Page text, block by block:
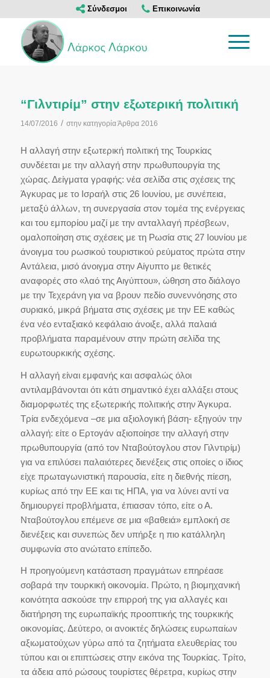
Σύνδεσμοι Επικοινωνία
“Γιλντιρίμ” στην εξωτερική πολιτική
14/07/2016 / στην κατηγορίαΆρθρα 2016
Η αλλαγή στην εξωτερική πολιτική της Τουρκίας
συνδέεται με την αλλαγή στην πρωθυπουργία της
χώρας. Δείγματα γραφής: νέα σελίδα στις σχέσεις της
Άγκυρας με το Ισραήλ στις 26 Ιουνίου, με συνέπεια,
μεταξύ άλλων, τη συνεργασία στον τομέα της ενέργειας
και του εμπορίου μαζί με την ανταλλαγή πρέσβεων,
ομαλοποίηση στις σχέσεις με τη Ρωσία στις 27 Ιουνίου με
άνοιγμα του ρωσικού τουριστικού ρεύματος πρώτα στην
Αντάλεια, μισό άνοιγμα στην Αίγυπτο με θετικές
αναφορές στο «λαό της Αιγύπτου», ώθηση στο διάλογο
με την Τεχεράνη για να βρουν πεδίο συνεννόησης στο
συριακό, μικρά βήματα στις σχέσεις με την ΕΕ καθώς
ένα νέο ενταξιακό κεφάλαιο άνοιξε, αλλά παλαιά
προβλήματα παραμένουν στην πρώτη σελίδα της
ευρωτουρκικής σχέσης.
Η αλλαγή είναι εμφανής και ασφαλώς όλοι
αντιλαμβάνονται ότι κάτι σημαντικό έχει αλλάξει στους
διαμορφωτές της εξωτερικής πολιτικής στην Άγκυρα.
Τρία ενδεχόμενα –σε μια αξιολογική βάση- εξηγούν την
αλλαγή: είτε ο Ερτογάν αξιοποίησε την αλλαγή στην
πρωθυπουργία (από τον Νταβούτογλου στον Γιλντιρίμ)
για να επιλύσει παλαιότερες διενέξεις στις οποίες ο ίδιος
είχε πρωταγωνιστική παρουσία, είτε η διεθνής πίεση,
κυρίως από την ΕΕ και τις ΗΠΑ, για να λύνει αντί να
δημιουργεί προβλήματα, έπιασαν τόπο, είτε ο Α.
Νταβούτογλου επέμενε σε μια «βαθειά» εμπλοκή σε
διενέξεις και συνεπώς δεν υπήρξε η πιο κατάλληλη
συμφωνία στο ανώτατο επίπεδο.
Η προηγούμενη κατάσταση πραγμάτων επηρέασε
σοβαρά την τουρκική οικονομία. Πρώτο, η βιομηχανική
κοινότητα ασκούσε την επιρροή της για αλλαγές και
διατήρηση της ευρωπαϊκής προοπτικής της τουρκικής
οικονομίας. Δεύτερο, οι ανοικτές δηλώσεις ευρωπαίων
αξιωματούχων γύρω από τα ζητήματα ελευθερίας του
τύπου και οι επιπτώσεις στην εικόνα της Τουρκίας. Τρίτο,
τα άδεια από ρώσους τουρίστες θέρετρα, κυρίως στην